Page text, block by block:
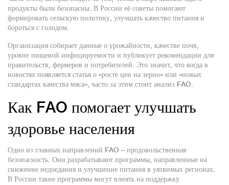
продукты были безопасны. В России её советы помогают
формировать сельскую политику, улучшать качество питания и
бороться с голодом.
Организация собирает данные о урожайности, качестве почв,
уровне пищевой инфицируемости и публикует рекомендации для
правительств, фермеров и потребителей. Это значит, что когда в
новостях появляется статья о «росте цен на зерно» или «новых
стандартах качества мяса», часто за этим стоит анализ FAO.
Как FAO помогает улучшать
здоровье населения
Одно из главных направлений FAO – продовольственная
безопасность. Они разрабатывают программы, направленные на
снижение недоедания и улучшение питания в уязвимых регионах.
В России такие программы могут влиять на поддержку